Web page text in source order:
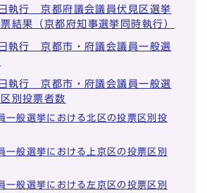
執行 京都府議会議員伏見区選挙
結果（京都府知事選挙同時執行）
執行 京都市・府議会議員一般選
執行 京都市・府議会議員一般選
別投票者数
一般選挙における北区の投票区別投
一般選挙における上京区の投票区別
一般選挙における左京区の投票区別